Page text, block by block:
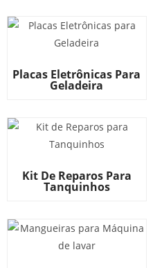
Placas Eletrônicas Para
Geladeira
Kit De Reparos Para
Tanquinhos